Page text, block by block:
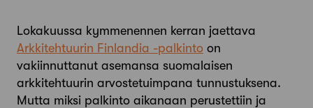
Lokakuussa kymmenennen kerran jaettava
Arkkitehtuurin Finlandia -palkinto on
vakiinnuttanut asemansa suomalaisen
arkkitehtuurin arvostetuimpana tunnustuksena.
Mutta miksi palkinto aikanaan perustettiin ja